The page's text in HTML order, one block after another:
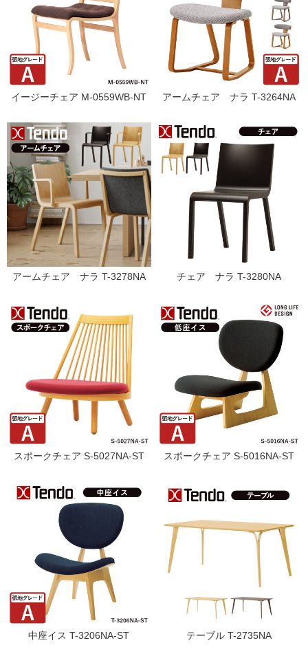
イージーチェア M-0559WB-NT アームチェア ナラ T-3264NA
アームチェア ナラ T-3278NA チェア ナラ T-3280NA
スポークチェア S-5027NA-ST スポークチェア S-5016NA-ST
中座イス T-3206NA-ST テーブル T-2735NA